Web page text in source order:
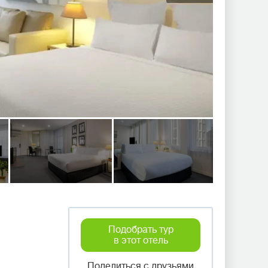
Подобрать тур
в этот отель